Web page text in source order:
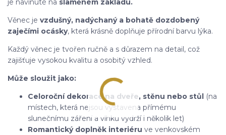
je navinuté na slaměném základu.
Věnec je vzdušný, nadýchaný a bohatě dozdobený
zaječími ocásky, která krásně doplňuje přírodní barvu lýka.
Každý věnec je tvořen ručně a s důrazem na detail, což
zajišťuje vysokou kvalitu a osobitý vzhled.
Může sloužit jako:
Celoroční dekorace na dveře, stěnu nebo stůl (na
místech, která nejsou vystavena přímému
slunečnímu záření a vlhku vydrží i několik let)
Romantický doplněk interiéru ve venkovském